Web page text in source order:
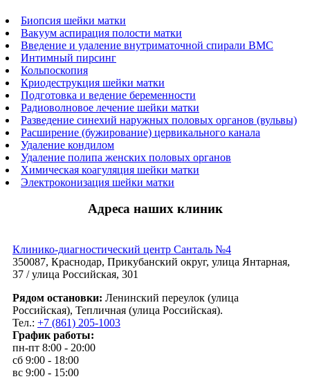
Биопсия шейки матки
Вакуум аспирация полости матки
Введение и удаление внутриматочной спирали ВМС
Интимный пирсинг
Кольпоскопия
Криодеструкция шейки матки
Подготовка и ведение беременности
Радиоволновое лечение шейки матки
Разведение синехий наружных половых органов (вульвы)
Расширение (бужирование) цервикального канала
Удаление кондилом
Удаление полипа женских половых органов
Химическая коагуляция шейки матки
Электроконизация шейки матки
Адреса наших клиник
Клинико-диагностический центр Санталь №4
350087, Краснодар, Прикубанский округ, улица Янтарная,
37 / улица Российская, 301
Рядом остановки: Ленинский переулок (улица
Российская), Тепличная (улица Российская).
Тел.: +7 (861) 205-1003
График работы:
пн-пт 8:00 - 20:00
сб 9:00 - 18:00
вс 9:00 - 15:00